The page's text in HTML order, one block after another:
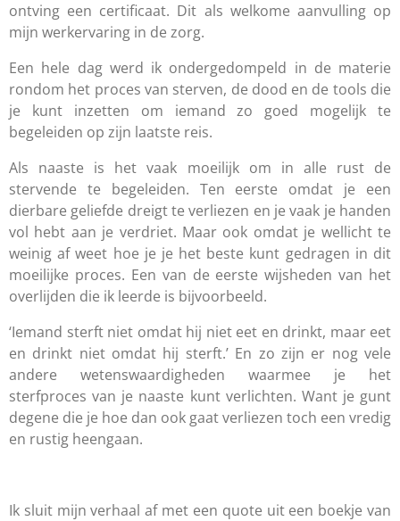
ontving een certificaat. Dit als welkome aanvulling op
mijn werkervaring in de zorg.
Een hele dag werd ik ondergedompeld in de materie
rondom het proces van sterven, de dood en de tools die
je kunt inzetten om iemand zo goed mogelijk te
begeleiden op zijn laatste reis.
Als naaste is het vaak moeilijk om in alle rust de
stervende te begeleiden. Ten eerste omdat je een
dierbare geliefde dreigt te verliezen en je vaak je handen
vol hebt aan je verdriet. Maar ook omdat je wellicht te
weinig af weet hoe je je het beste kunt gedragen in dit
moeilijke proces. Een van de eerste wijsheden van het
overlijden die ik leerde is bijvoorbeeld.
‘Iemand sterft niet omdat hij niet eet en drinkt, maar eet
en drinkt niet omdat hij sterft.’ En zo zijn er nog vele
andere wetenswaardigheden waarmee je het
sterfproces van je naaste kunt verlichten. Want je gunt
degene die je hoe dan ook gaat verliezen toch een vredig
en rustig heengaan.
Ik sluit mijn verhaal af met een quote uit een boekje van